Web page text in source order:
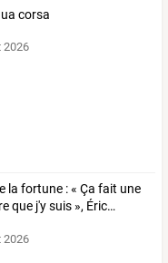
corsa
2026
la fortune :« Ça fait une
que j'ysuis », Éric…
2026